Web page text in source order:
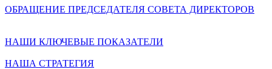
ОБРАЩЕНИЕ ПРЕДСЕДАТЕЛЯ СОВЕТА ДИРЕКТОРОВ
НАШИ КЛЮЧЕВЫЕ ПОКАЗАТЕЛИ
НАША СТРАТЕГИЯ